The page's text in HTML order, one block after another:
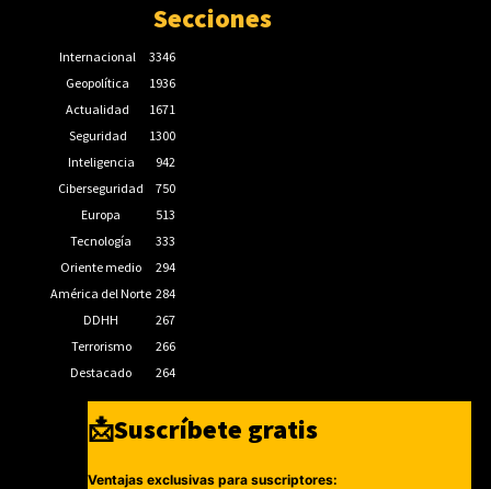
Secciones
Internacional
3346
Geopolítica
1936
Actualidad
1671
Seguridad
1300
Inteligencia
942
Ciberseguridad
750
Europa
513
Tecnología
333
Oriente medio
294
América del Norte 284
DDHH
267
Terrorismo
266
Destacado
264
📩Suscríbete gratis
Ventajas exclusivas para suscriptores: